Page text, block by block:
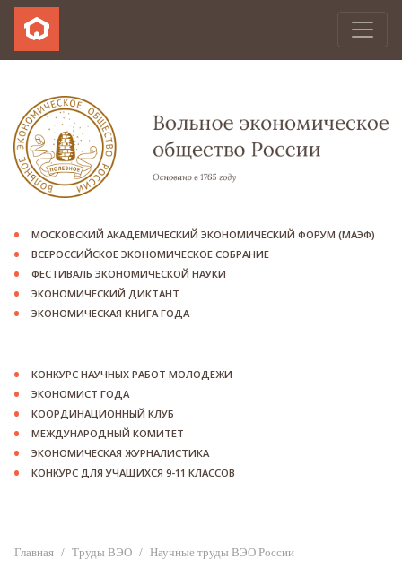
МОСКОВСКИЙ АКАДЕМИЧЕСКИЙ ЭКОНОМИЧЕСКИЙ ФОРУМ (МАЭФ)
ВСЕРОССИЙСКОЕ ЭКОНОМИЧЕСКОЕ СОБРАНИЕ
ФЕСТИВАЛЬ ЭКОНОМИЧЕСКОЙ НАУКИ
ЭКОНОМИЧЕСКИЙ ДИКТАНТ
ЭКОНОМИЧЕСКАЯ КНИГА ГОДА
КОНКУРС НАУЧНЫХ РАБОТ МОЛОДЕЖИ
ЭКОНОМИСТ ГОДА
КООРДИНАЦИОННЫЙ КЛУБ
МЕЖДУНАРОДНЫЙ КОМИТЕТ
ЭКОНОМИЧЕСКАЯ ЖУРНАЛИСТИКА
КОНКУРС ДЛЯ УЧАЩИХСЯ 9-11 КЛАССОВ
Главная Труды ВЭО Научные труды ВЭО России